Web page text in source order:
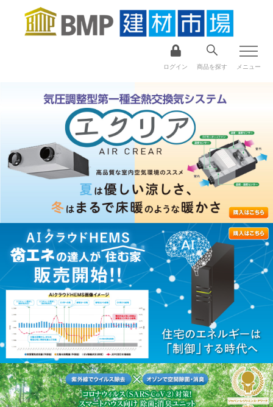
ログイン 商品を探す メニュー